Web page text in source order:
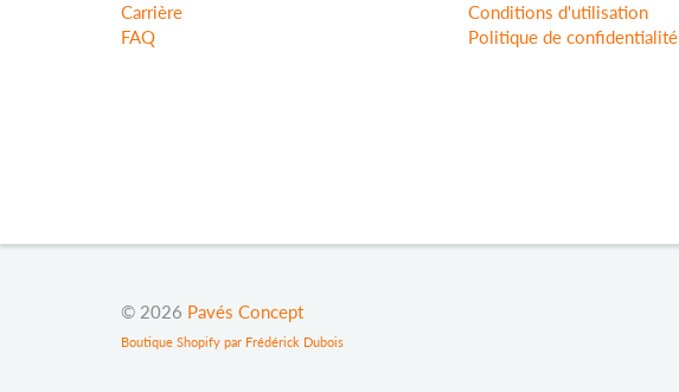
Carrière
FAQ
Conditions d'utilisation
Politique de confidentialité
© 2026 Pavés Concept
Boutique Shopify par Frédérick Dubois